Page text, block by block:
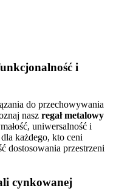
i
do przechowywania
nasz regał metalowy
uniwersalność i
każdego, kto ceni
dostosowania przestrzeni
cynkowanej